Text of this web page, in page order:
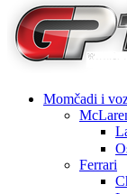
Momčadi i
Ferrari